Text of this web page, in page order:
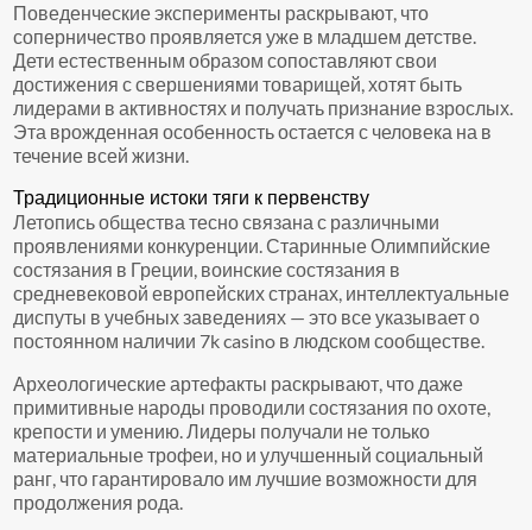
Поведенческие эксперименты раскрывают, что
соперничество проявляется уже в младшем детстве.
Дети естественным образом сопоставляют свои
достижения с свершениями товарищей, хотят быть
лидерами в активностях и получать признание взрослых.
Эта врожденная особенность остается с человека на в
течение всей жизни.
Традиционные истоки тяги к первенству
Летопись общества тесно связана с различными
проявлениями конкуренции. Старинные Олимпийские
состязания в Греции, воинские состязания в
средневековой европейских странах, интеллектуальные
диспуты в учебных заведениях — это все указывает о
постоянном наличии 7k casino в людском сообществе.
Археологические артефакты раскрывают, что даже
примитивные народы проводили состязания по охоте,
крепости и умению. Лидеры получали не только
материальные трофеи, но и улучшенный социальный
ранг, что гарантировало им лучшие возможности для
продолжения рода.